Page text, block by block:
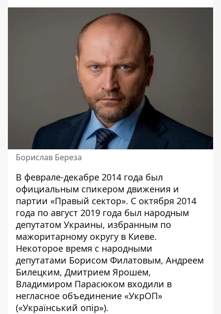
Борислав Береза
В феврале-декабре 2014 года был
официальным спикером движения и
партии «Правый сектор». С октября 2014
года по август 2019 года был народным
депутатом Украины, избранным по
мажоритарному округу в Киеве.
Некоторое время с народными
депутатами Борисом Филатовым, Андреем
Билецким, Дмитрием Ярошем,
Владимиром Парасюком входили в
негласное объединение «УкрОП»
(«Український опір»).